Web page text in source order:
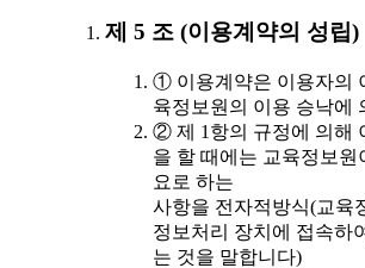
제 5 조 (이용계약의 성립)
① 이용계약은 이용자의
육정보원의 이용 승낙에
② 제 1항의 규정에 의해
을 할 때에는 교육정보원
요로 하는
사항을 전자적방식(교육
정보처리 장치에 접속하
는 것을 말합니다)